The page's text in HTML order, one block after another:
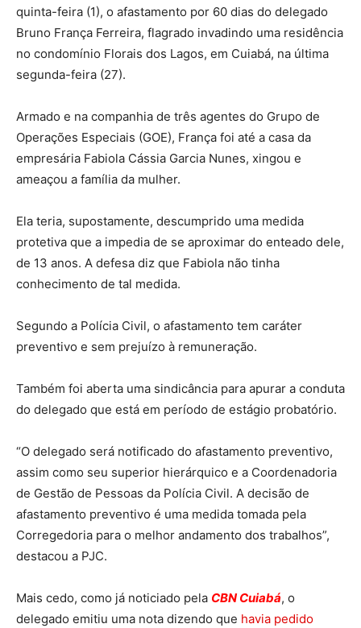
quinta-feira (1), o afastamento por 60 dias do delegado
Bruno França Ferreira, flagrado invadindo uma residência
no condomínio Florais dos Lagos, em Cuiabá, na última
segunda-feira (27).
Armado e na companhia de três agentes do Grupo de
Operações Especiais (GOE), França foi até a casa da
empresária Fabiola Cássia Garcia Nunes, xingou e
ameaçou a família da mulher.
Ela teria, supostamente, descumprido uma medida
protetiva que a impedia de se aproximar do enteado dele,
de 13 anos. A defesa diz que Fabiola não tinha
conhecimento de tal medida.
Segundo a Polícia Civil, o afastamento tem caráter
preventivo e sem prejuízo à remuneração.
Também foi aberta uma sindicância para apurar a conduta
do delegado que está em período de estágio probatório.
“O delegado será notificado do afastamento preventivo,
assim como seu superior hierárquico e a Coordenadoria
de Gestão de Pessoas da Polícia Civil. A decisão de
afastamento preventivo é uma medida tomada pela
Corregedoria para o melhor andamento dos trabalhos”,
destacou a PJC.
Mais cedo, como já noticiado pela CBN Cuiabá, o
delegado emitiu uma nota dizendo que havia pedido